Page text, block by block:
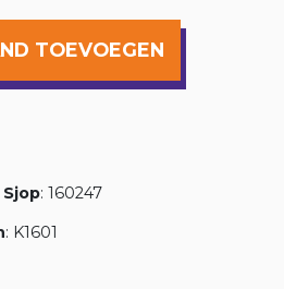
TOEVOEGEN
: 160247
: K1601